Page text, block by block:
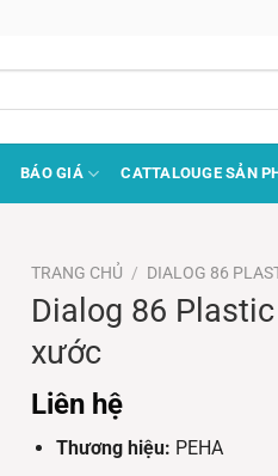
BÁO GIÁ CATTALOUGE SẢN
TRANG CHỦ / DIALOG 86
Dialog 86
xước
Liên hệ
Thương hiệu: PEHA